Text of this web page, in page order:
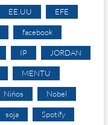
EE.UU EFE
facebook
IP JORDAN
MENTU
Niños Nobel
soja Spotify